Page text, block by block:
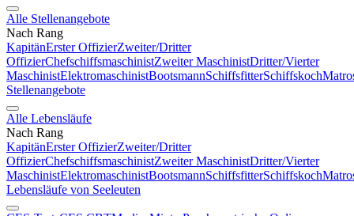
Alle Stellenangebote
Nach Rang
KapitänErster OffizierZweiter/Dritter
OffizierChefschiffsmaschinistZweiter MaschinistDritter/Vierter
MaschinistElektromaschinistBootsmannSchiffsfitterSchiffskoch
Stellenangebote
Alle Lebensläufe
Nach Rang
KapitänErster OffizierZweiter/Dritter
OffizierChefschiffsmaschinistZweiter MaschinistDritter/Vierter
MaschinistElektromaschinistBootsmannSchiffsfitterSchiffskoch
Lebensläufe von Seeleuten